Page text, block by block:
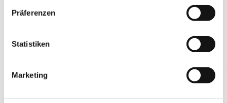
Präferenzen
Statistiken
Marketing